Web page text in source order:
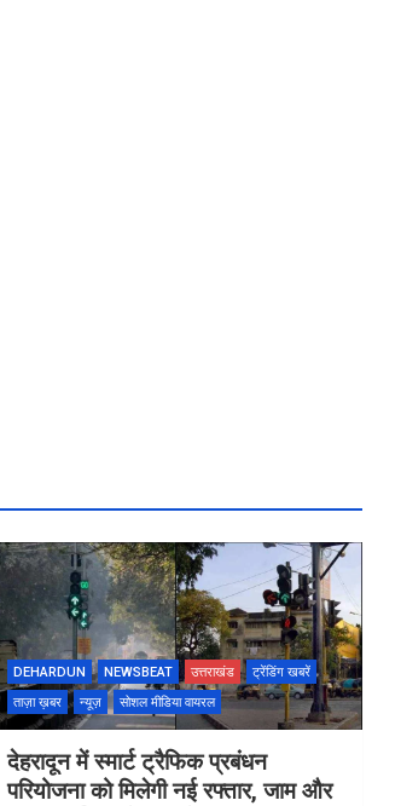
DEHARDUN NEWSBEAT उत्तराखंड
ट्रेंडिंग खबरें
ताज़ा ख़बर
न्यूज़ सोशल मीडिया वायरल
देहरादून में स्मार्ट ट्रैफिक प्रबंधन
परियोजना को मिलेगी नई रफ्तार, जाम और